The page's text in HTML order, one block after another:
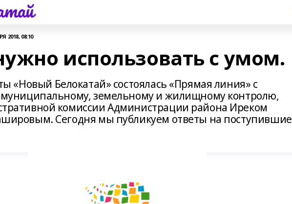
2018, 08:10
использовать с умом.
«Новый Белокатай» состоялась «Прямая линия» с
земельному и жилищному контролю,
комиссии Администрации района Иреком
Сегодня мы публикуем ответы на поступившие